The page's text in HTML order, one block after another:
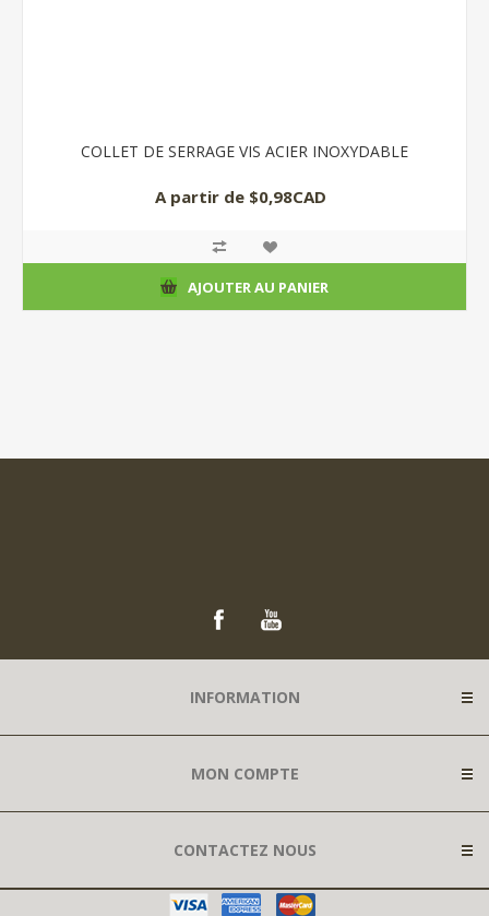
COLLET DE SERRAGE VIS ACIER INOXYDABLE
A partir de $0,98CAD
AJOUTER AU PANIER
INFORMATION
MON COMPTE
CONTACTEZ NOUS